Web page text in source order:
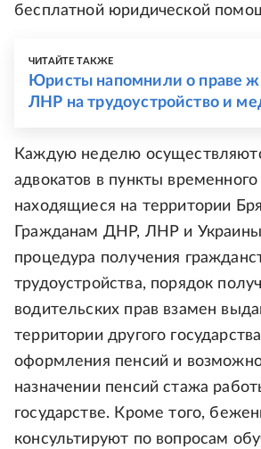
бесплатной юридической
ЧИТАЙТЕ ТАКЖЕ
Юристы напомнили о праве
ЛНР на трудоустройство и
Каждую неделю
адвокатов в пункты
находящиеся на территории
Гражданам ДНР, ЛНР и
процедура получения
трудоустройства, порядок
водительских прав взамен
территории другого
оформления пенсий и
назначении пенсий стажа
государстве. Кроме того,
консультируют по вопросам